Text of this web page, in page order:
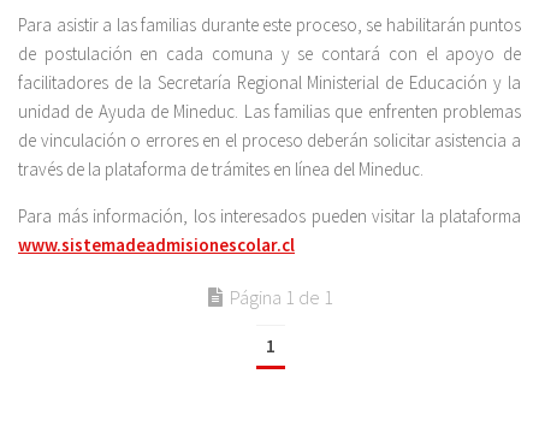
Para asistir a las familias durante este proceso, se habilitarán puntos
de postulación en cada comuna y se contará con el apoyo de
facilitadores de la Secretaría Regional Ministerial de Educación y la
unidad de Ayuda de Mineduc. Las familias que enfrenten problemas
de vinculación o errores en el proceso deberán solicitar asistencia a
través de la plataforma de trámites en línea del Mineduc.
Para más información, los interesados pueden visitar la plataforma
www.sistemadeadmisionescolar.cl
Página 1 de 1
1